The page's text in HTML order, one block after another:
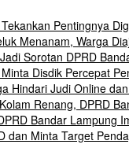
Pentingnya
Menanam, Warga
Sorotan DPRD
Disdik Percepat
Hindari Judi Online
Renang, DPRD
Bandar Lampung
dan Minta Target